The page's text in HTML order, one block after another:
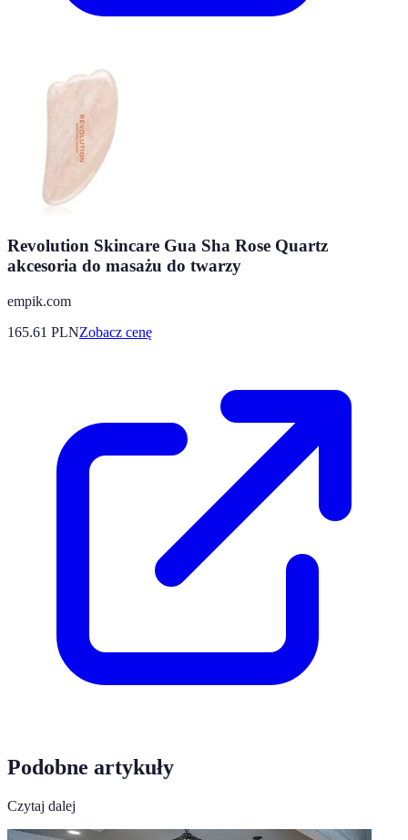
Revolution Skincare Gua Sha Rose Quartz
akcesoria do masażu do twarzy
empik.com
165.61 PLNZobacz cenę
Podobne artykuły
Czytaj dalej